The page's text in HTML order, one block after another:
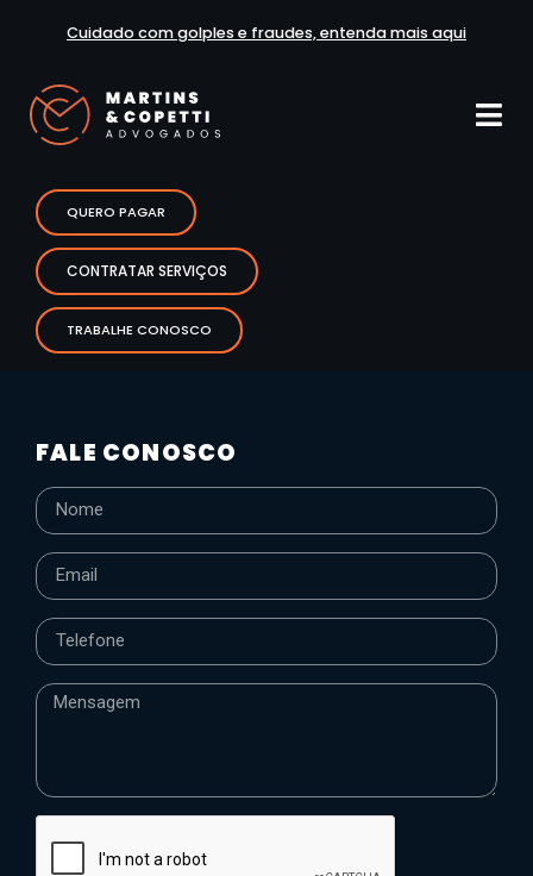
Cuidado com golples e fraudes, entenda mais aqui
QUERO PAGAR
CONTRATAR SERVIÇOS
TRABALHE CONOSCO
FALE CONOSCO